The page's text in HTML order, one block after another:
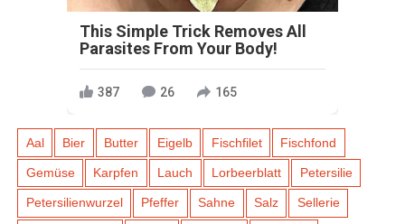
This Simple Trick Removes All
Parasites From Your Body!
387 26 165
Aal Bier Butter Eigelb Fischfilet Fischfond
Gemüse Karpfen Lauch Lorbeerblatt Petersilie
Petersilienwurzel Pfeffer Sahne Salz Sellerie